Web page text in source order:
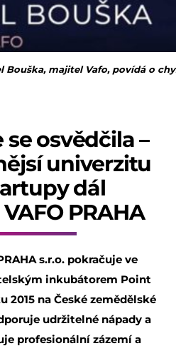
Bouška, majitel Vafo, povídá o
osvědčila –
univerzitu
dál
PRAHA
s.r.o. pokračuje ve
inkubátorem Point
2015 na České zemědělské
udržitelné nápady a
profesionální zázemí a